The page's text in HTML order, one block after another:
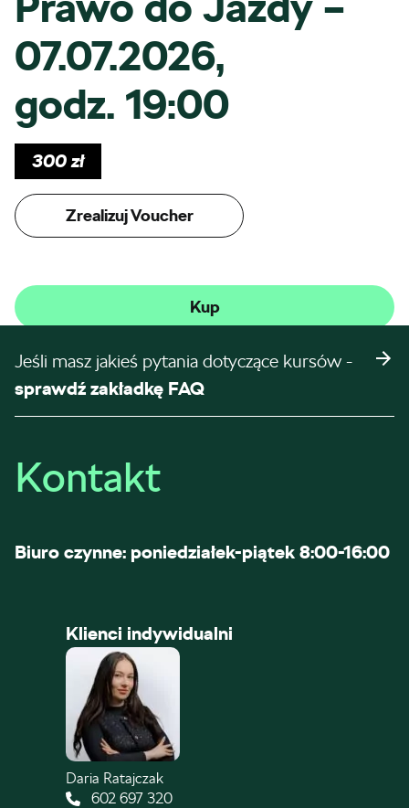
07.07.2026,
godz. 19:00
300zł
Zrealizuj Voucher
Kup
Jeśli masz jakieś pytania dotyczące kursów -
sprawdź zakładkę FAQ
Kontakt
Biuro czynne: poniedziałek-piątek 8:00-16:00
Klienci indywidualni
Daria Ratajczak
602 697 320